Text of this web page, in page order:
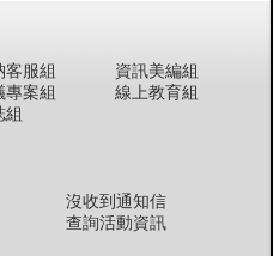
客服組
專案組
組
資訊美編組
線上教育組
沒收到通知信
查詢活動資訊